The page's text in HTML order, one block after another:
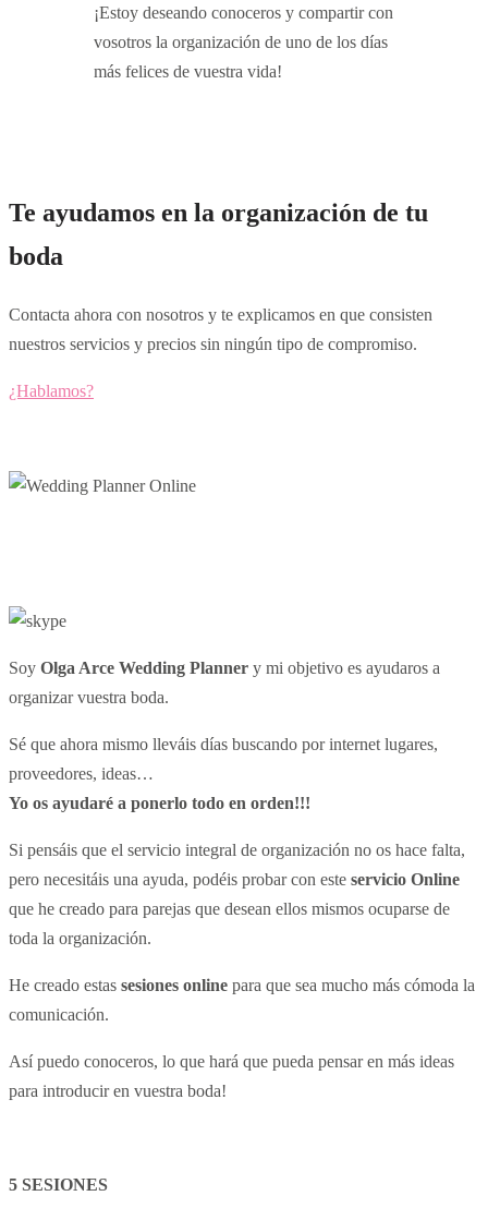
¡Estoy deseando conoceros y compartir con
vosotros la organización de uno de los días
más felices de vuestra vida!
Te ayudamos en la organización de tu
boda
Contacta ahora con nosotros y te explicamos en que consisten
nuestros servicios y precios sin ningún tipo de compromiso.
¿Hablamos?
Soy Olga Arce Wedding Planner y mi objetivo es ayudaros a
organizar vuestra boda.
Sé que ahora mismo lleváis días buscando por internet lugares,
proveedores, ideas…
Yo os ayudaré a ponerlo todo en orden!!!
Si pensáis que el servicio integral de organización no os hace falta,
pero necesitáis una ayuda, podéis probar con este servicio Online
que he creado para parejas que desean ellos mismos ocuparse de
toda la organización.
He creado estas sesiones online para que sea mucho más cómoda la
comunicación.
Así puedo conoceros, lo que hará que pueda pensar en más ideas
para introducir en vuestra boda!
5 SESIONES